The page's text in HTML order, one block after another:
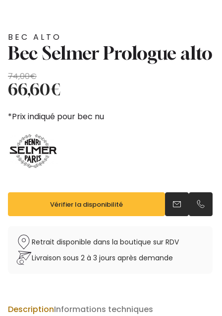
BEC ALTO
Bec Selmer Prologue alto
74,00€
Le
prix
initial
était :
74,00€.
66,60€
Le
prix
actuel
est :
66,60€.
*Prix indiqué pour bec nu
Vérifier la disponibilité Envoyer un
Retrait disponible dans la boutique sur RDV
Livraison sous 2 à 3 jours après demande
DescriptionInformations techniques